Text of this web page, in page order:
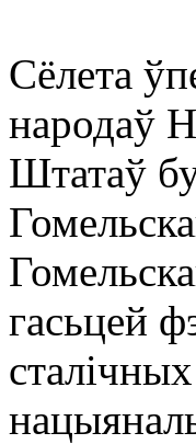
Сёлета
народаў
Штатаў
гасьцей